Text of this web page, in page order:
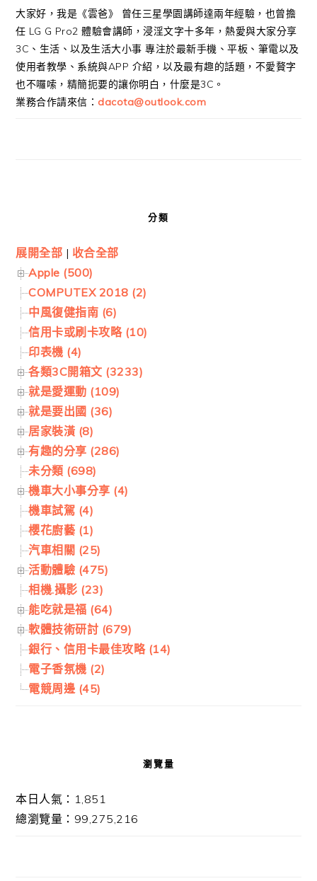
大家好，我是《雲爸》 曾任三星學園講師達兩年經驗，也曾擔
任 LG G Pro2 體驗會講師，浸淫文字十多年，熱愛與大家分享
3C、生活、以及生活大小事 專注於最新手機、平板、筆電以及
使用者教學、系統與APP 介紹，以及最有趣的話題，不愛贅字
也不囉嗦，精簡扼要的讓你明白，什麼是3C。
業務合作請來信： dacota@outlook.com
分類
展開全部 | 收合全部
Apple (500)
COMPUTEX 2018 (2)
中風復健指南 (6)
信用卡或刷卡攻略 (10)
印表機 (4)
各類3C開箱文 (3233)
就是愛運動 (109)
就是要出國 (36)
居家裝潢 (8)
有趣的分享 (286)
未分類 (698)
機車大小事分享 (4)
機車試駕 (4)
櫻花廚藝 (1)
汽車相關 (25)
活動體驗 (475)
相機.攝影 (23)
能吃就是福 (64)
軟體技術研討 (679)
銀行、信用卡最佳攻略 (14)
電子香氛機 (2)
電競周邊 (45)
瀏覽量
本日人氣：1,851
總瀏覽量：99,275,216